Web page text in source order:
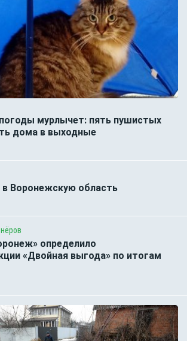
мурлычет: пять пушистых
дома в выходные
в Воронежскую область
определило
«Двойная выгода» по итогам